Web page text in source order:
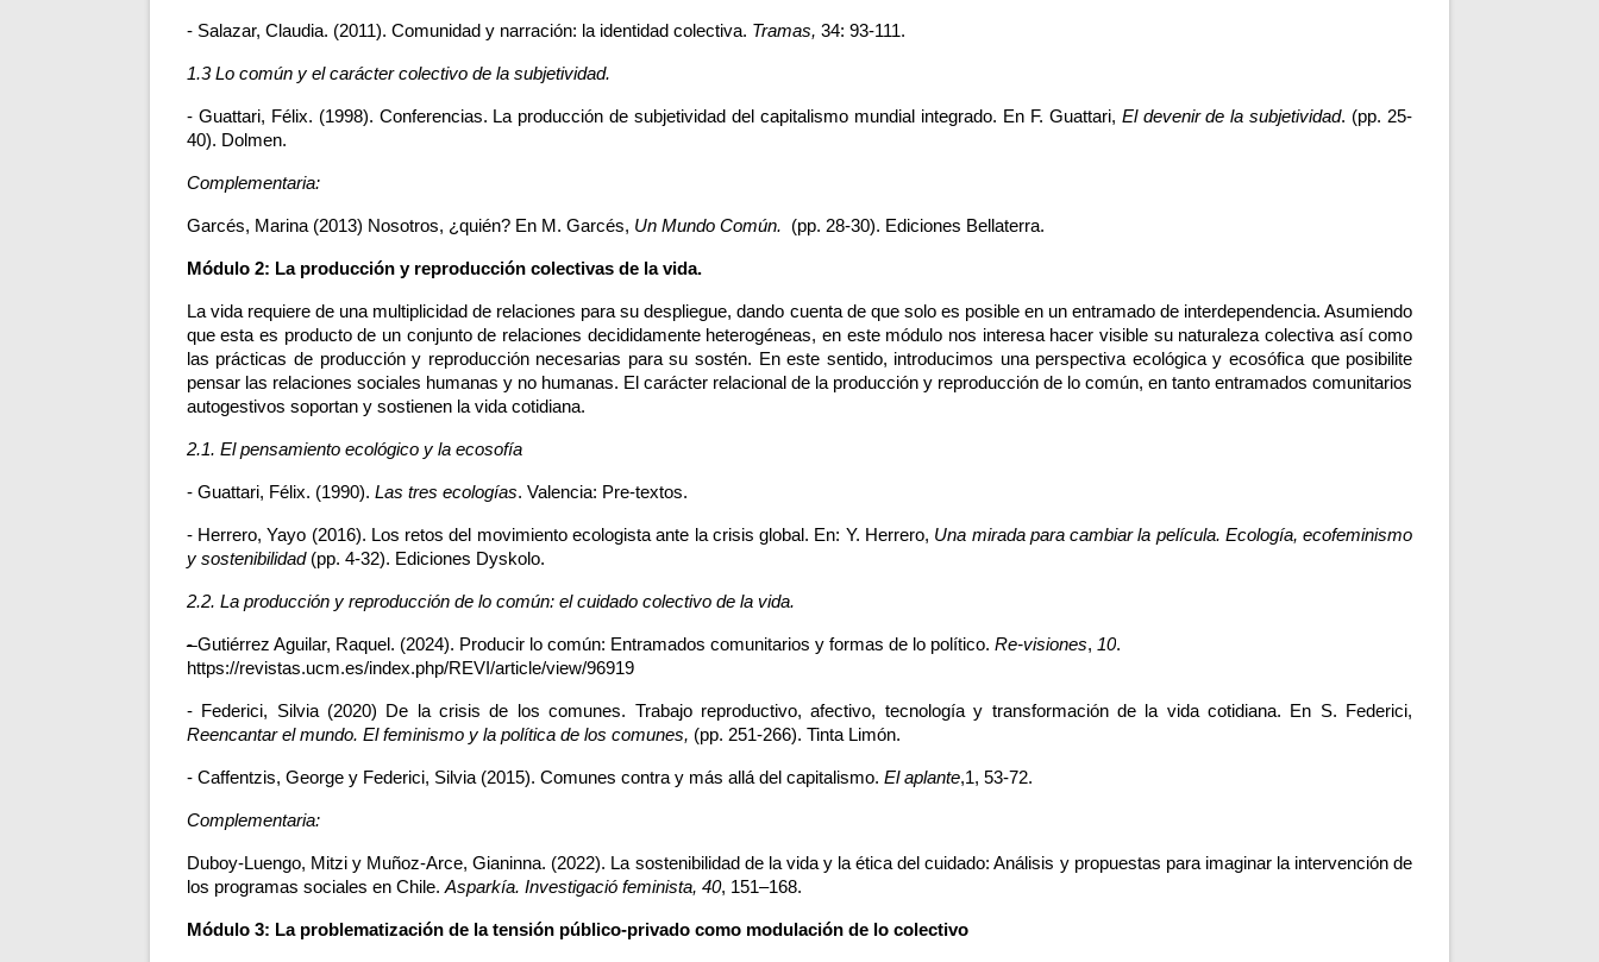
- Salazar, Claudia. (2011). Comunidad y narración: la identidad colectiva. Tramas, 34: 93-111.
1.3 Lo común y el carácter colectivo de la subjetividad.
- Guattari, Félix. (1998). Conferencias. La producción de subjetividad del capitalismo mundial integrado. En F. Guattari, El devenir de la subjetividad. (pp. 25-
40). Dolmen.
Complementaria:
Garcés, Marina (2013) Nosotros, ¿quién? En M. Garcés, Un Mundo Común. (pp. 28-30). Ediciones Bellaterra.
Módulo 2: La producción y reproducción colectivas de la vida.
La vida requiere de una multiplicidad de relaciones para su despliegue, dando cuenta de que solo es posible en un entramado de interdependencia. Asumiendo
que esta es producto de un conjunto de relaciones decididamente heterogéneas, en este módulo nos interesa hacer visible su naturaleza colectiva así como
las prácticas de producción y reproducción necesarias para su sostén. En este sentido, introducimos una perspectiva ecológica y ecosófica que posibilite
pensar las relaciones sociales humanas y no humanas. El carácter relacional de la producción y reproducción de lo común, en tanto entramados comunitarios
autogestivos soportan y sostienen la vida cotidiana.
2.1. El pensamiento ecológico y la ecosofía
- Guattari, Félix. (1990). Las tres ecologías. Valencia: Pre-textos.
- Herrero, Yayo (2016). Los retos del movimiento ecologista ante la crisis global. En: Y. Herrero, Una mirada para cambiar la película. Ecología, ecofeminismo
y sostenibilidad (pp. 4-32). Ediciones Dyskolo.
2.2. La producción y reproducción de lo común: el cuidado colectivo de la vida.
- Gutiérrez Aguilar, Raquel. (2024). Producir lo común: Entramados comunitarios y formas de lo político. Re-visiones, 10.
https://revistas.ucm.es/index.php/REVI/article/view/96919
Reencantar el mundo. El feminismo y la política de los comunes, (pp. 251-266). Tinta Limón.
- Caffentzis, George y Federici, Silvia (2015). Comunes contra y más allá del capitalismo. El aplante,1, 53-72.
Complementaria:
Duboy-Luengo, Mitzi y Muñoz-Arce, Gianinna. (2022). La sostenibilidad de la vida y la ética del cuidado: Análisis y propuestas para imaginar la intervención de
los programas sociales en Chile. Asparkía. Investigació feminista, 40, 151–168.
Módulo 3: La problematización de la tensión público-privado como modulación de lo colectivo